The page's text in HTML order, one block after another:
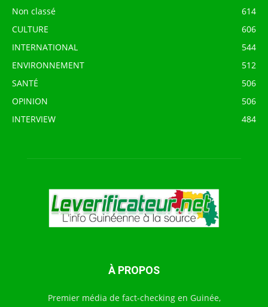
Non classé
614
CULTURE
606
INTERNATIONAL
544
ENVIRONNEMENT
512
SANTÉ
506
OPINION
506
INTERVIEW
484
À PROPOS
Premier média de fact-checking en Guinée,